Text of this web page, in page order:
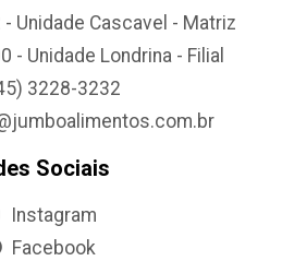
Unidade Cascavel - Matriz
- Unidade Londrina - Filial
3228-3232
Sociais
Instagram
Facebook